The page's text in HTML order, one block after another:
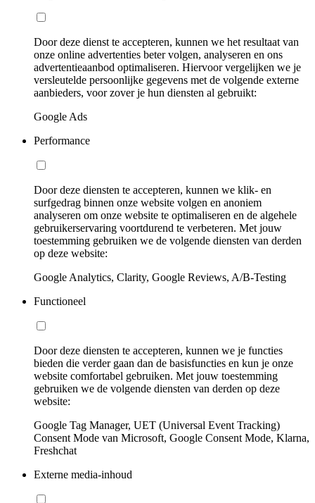
Door deze dienst te accepteren, kunnen we het resultaat van
onze online advertenties beter volgen, analyseren en ons
advertentieaanbod optimaliseren. Hiervoor vergelijken we je
versleutelde persoonlijke gegevens met de volgende externe
aanbieders, voor zover je hun diensten al gebruikt:
Google Ads
Performance
Door deze diensten te accepteren, kunnen we klik- en
surfgedrag binnen onze website volgen en anoniem
analyseren om onze website te optimaliseren en de algehele
gebruikerservaring voortdurend te verbeteren. Met jouw
toestemming gebruiken we de volgende diensten van derden
op deze website:
Google Analytics, Clarity, Google Reviews, A/B-Testing
Functioneel
Door deze diensten te accepteren, kunnen we je functies
bieden die verder gaan dan de basisfuncties en kun je onze
website comfortabel gebruiken. Met jouw toestemming
gebruiken we de volgende diensten van derden op deze
website:
Google Tag Manager, UET (Universal Event Tracking)
Consent Mode van Microsoft, Google Consent Mode, Klarna,
Freshchat
Externe media-inhoud